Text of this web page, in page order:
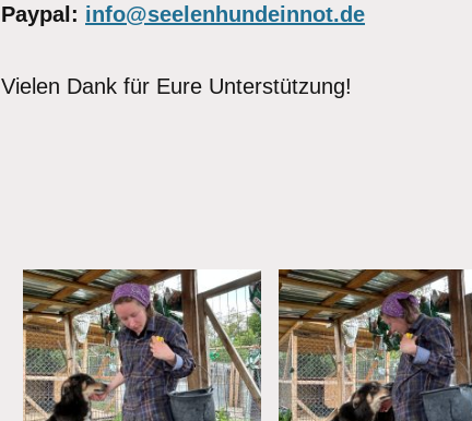
Paypal: info@seelenhundeinnot.de
Vielen Dank für Eure Unterstützung!